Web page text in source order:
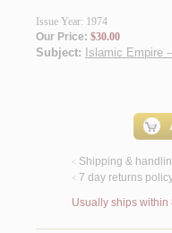
Issue Year: 1974
Our Price: $30.00
Subject: Islamic Empire
< Shipping &
< 7 day returns
Usually ships within